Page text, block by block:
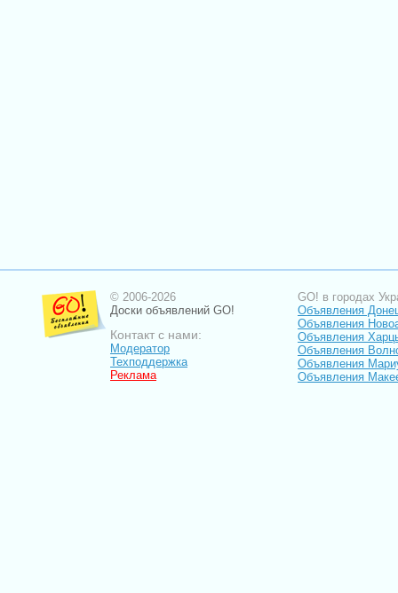
© 2006-2026
Доски объявлений GO!
Контакт с нами:
Модератор
Техподдержка
Реклама
GO! в городах
Объявления
Объявления
Объявления
Объявления
Объявления
Объявления